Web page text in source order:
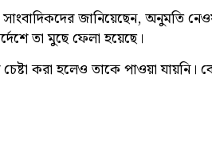
সাংবাদিকদের জানিয়েছেন, অনুমতি
তা মুছে ফেলা হয়েছে।
করা হলেও তাকে পাওয়া